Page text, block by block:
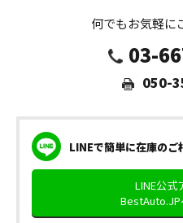
何でもお気軽に
03-
050-
LINEで簡単に在庫のご
LINE公式
BestAuto.JP